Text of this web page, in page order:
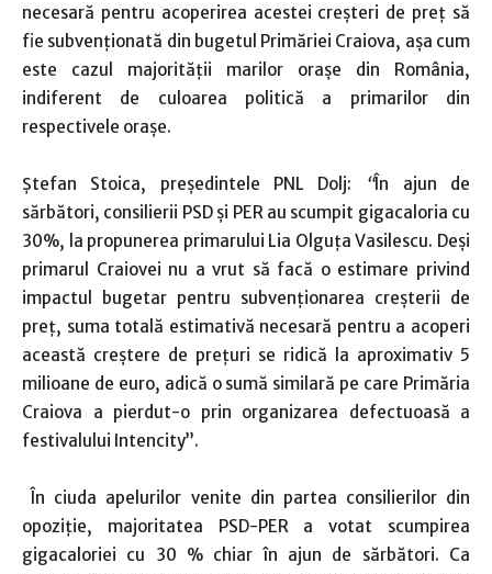
necesară pentru acoperirea acestei creșteri de preț să
fie subvenţionată din bugetul Primăriei Craiova, aşa cum
este cazul majorităţii marilor oraşe din România,
indiferent de culoarea politică a primarilor din
respectivele oraşe.
Ştefan Stoica, preşedintele PNL Dolj: “În ajun de
sărbători, consilierii PSD și PER au scumpit gigacaloria cu
30%, la propunerea primarului Lia Olguţa Vasilescu. Deşi
primarul Craiovei nu a vrut să facă o estimare privind
impactul bugetar pentru subvenţionarea creşterii de
preţ, suma totală estimativă necesară pentru a acoperi
această creştere de prețuri se ridică la aproximativ 5
milioane de euro, adică o sumă similară pe care Primăria
Craiova a pierdut-o prin organizarea defectuoasă a
festivalului Intencity’’.
În ciuda apelurilor venite din partea consilierilor din
opoziție, majoritatea PSD-PER a votat scumpirea
gigacaloriei cu 30 % chiar în ajun de sărbători. Ca